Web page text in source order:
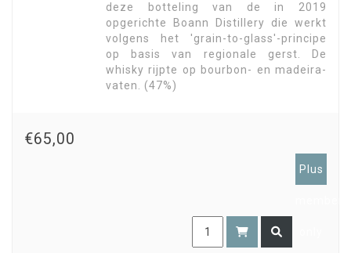
deze botteling van de in 2019
opgerichte Boann Distillery die werkt
volgens het 'grain-to-glass'-principe
op basis van regionale gerst. De
whisky rijpte op bourbon- en madeira-
vaten. (47%)
€65,00
Plus